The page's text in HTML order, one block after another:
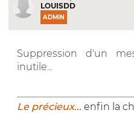
LOUISDD
ADMIN
Suppression d'un
inutile...
Le précieux... enfin la